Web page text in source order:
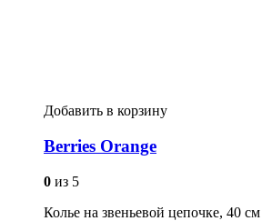
Добавить в корзину
Berries Orange
0 из 5
Колье на звеньевой цепочке, 40 см